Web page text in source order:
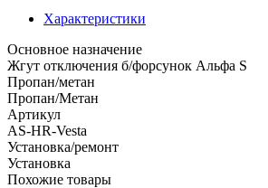
Характеристики
Основное назначение
Жгут отключения б/форсунок Альфа S
Пропан/метан
Пропан/Метан
Артикул
AS-HR-Vesta
Установка/ремонт
Установка
Похожие товары